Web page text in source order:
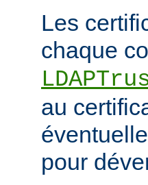
Les
chaque
au
pour